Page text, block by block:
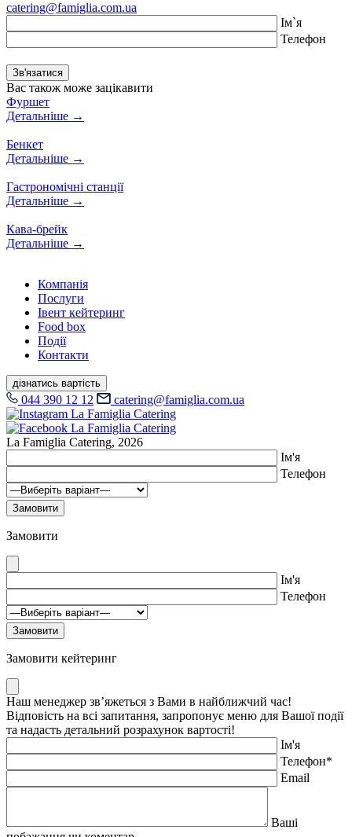
catering@famiglia.com.ua
Iм`я
Телефон
Вас також може зацікавити
Фуршет
Детальніше →
Бенкет
Детальніше →
Гастрономічні станції
Детальніше →
Кава-брейк
Детальніше →
Компанiя
Послуги
Івент кейтеринг
Food box
Події
Контакти
дізнатись вартість
044 390 12 12 catering@famiglia.com.ua
La Famiglia Catering, 2026
Ім'я
Телефон
Замовити
Ім'я
Телефон
Замовити кейтеринг
Наш менеджер зв’яжеться з Вами в найближчий час!
Відповість на всі запитання, запропонує меню для Вашої події
та надасть детальний розрахунок вартості!
Ім'я
Телефон*
Email
Ваші